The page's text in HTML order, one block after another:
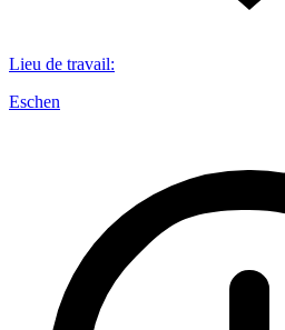
Lieu de travail:
Eschen